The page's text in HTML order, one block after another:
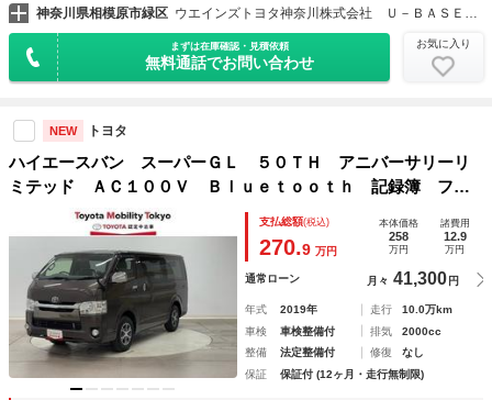
神奈川県相模原市緑区
まずは在庫確認・見積依頼
無料通話でお問い合わせ
お気に入り
NEW トヨタ
ハイエースバン スーパーＧＬ ５０ＴＨ アニバーサリーリ
ミテッド ＡＣ１００Ｖ Ｂｌｕｅｔｏｏｔｈ 記録簿 フル
セグＴＶ ＤＶＤ再生 メモリーナビ バックモニター エア
バッグ スマートキー＆プッシュスタート 横滑り防止 キー
レス ＡＢＳ ＥＴＣ Ｗ電動ドア
支払総額(税込)
270.9 万円
本体価格
258
万円
諸費用
12.9
万円
通常ローン 月々 41,300 円
年式 2019年 走行
10.0万km
車検
車検整備付 排気
2000cc
整備
法定整備付 修復
なし
保証
保証付 (12ヶ月・走行無制限)